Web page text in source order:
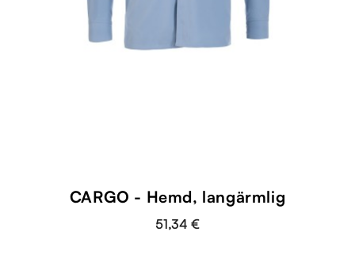
CARGO - Hemd, langärmlig
51,34 €